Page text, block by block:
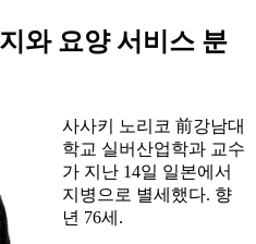
와 요양 서비스 분
사사키 노리코 前강남대
학교 실버산업학과 교수
가 지난 14일 일본에서
지병으로 별세했다. 향
년 76세.